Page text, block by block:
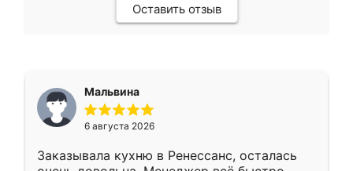
Оставить отзыв
Мальвина
6 августа 2026
Заказывала кухню в Ренессанс, осталась